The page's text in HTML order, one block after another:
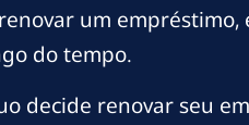
um empréstimo,
do tempo.
decide renovar seu